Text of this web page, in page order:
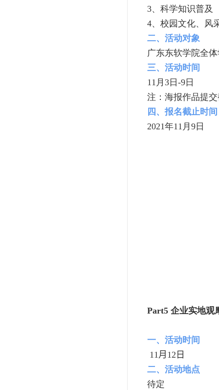
3、科学知识普及
4、校园文化、风
二、活动对象
广东东软学院全
三、活动时间
11月3日-9日
注：海报作品提
四、报名截止时间
2021年11月9日
Part5 企业实地观
一、活动时间
11月12日
二、活动地点
待定